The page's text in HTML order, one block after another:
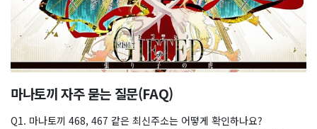
마나토끼 자주 묻는 질문(FAQ)
Q1. 마나토끼 468, 467 같은 최신주소는 어떻게 확인하나요?